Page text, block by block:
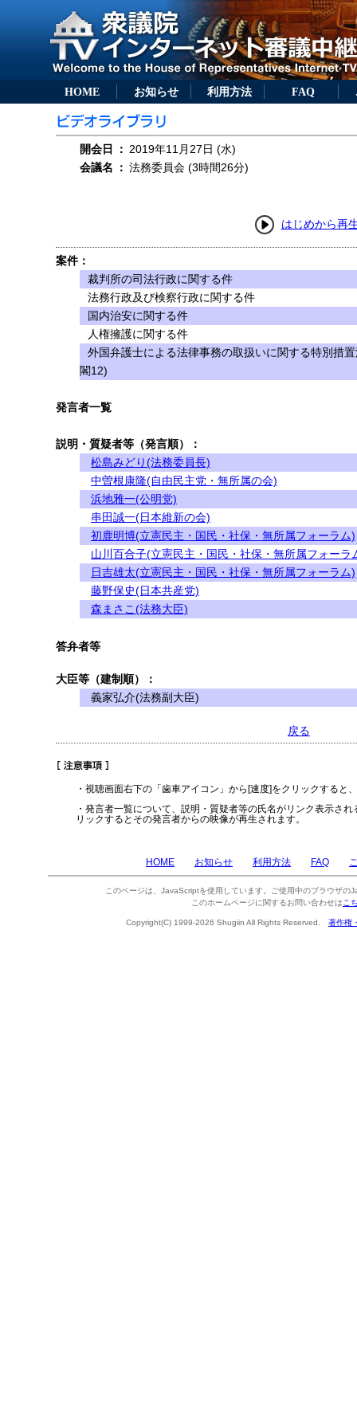
HOME お知らせ 利用方法 FAQ
開会日 ： 2019年11月27日 (水)
会議名
： 法務委員会 (3時間26分)
はじめから再
案件：
裁判所の司法行政に関する件
法務行政及び検察行政に関する件
国内治安に関する件
人権擁護に関する件
外国弁護士による法律事務の取扱いに関する特別措
閣12)
発言者一覧
説明・質疑者等（発言順）：
松島みどり(法務委員長)
中曽根康隆(自由民主党・無所属の会)
浜地雅一(公明党)
串田誠一(日本維新の会)
初鹿明博(立憲民主・国民・社保・無所属フォーラム)
山川百合子(立憲民主・国民・社保・無所属フォーラ
日吉雄太(立憲民主・国民・社保・無所属フォーラム)
藤野保史(日本共産党)
森まさこ(法務大臣)
答弁者等
大臣等（建制順）：
義家弘介(法務副大臣)
戻る
・視聴画面右下の「歯車アイコン」から[速度]をクリックすると
・発言者一覧について、説明・質疑者等の氏名がリンク表示さ
リックするとその発言者からの映像が再生されます。
HOME お知らせ 利用方法 FAQ
このページは、JavaScriptを使用しています。ご使用中のブラウザの
このホームページに関するお問い合わせは こ
Copyright(C) 1999-2026 Shugiin All Rights Reserved. 著作権